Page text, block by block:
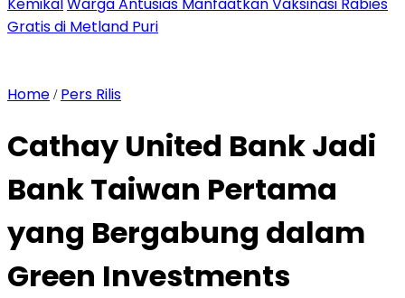
Gratis di Metland Puri
Home / Pers Rilis
Cathay United Bank Jadi
Bank Taiwan Pertama
yang Bergabung dalam
Green Investments